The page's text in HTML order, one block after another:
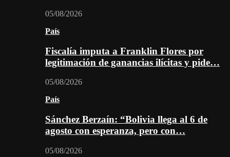
05/08/2026
País
Fiscalía imputa a Franklin Flores por
legitimación de ganancias ilícitas y pide…
05/08/2026
País
Sánchez Berzaín: “Bolivia llega al 6 de
agosto con esperanza, pero con…
05/08/2026